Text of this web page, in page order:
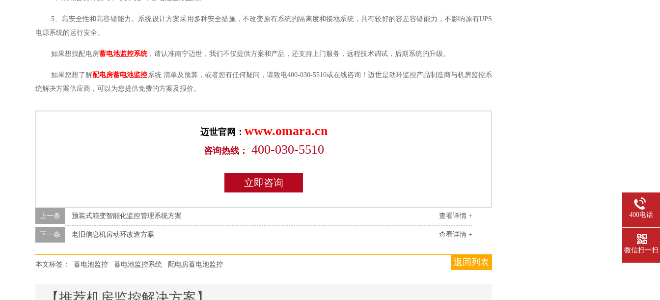
5、高安全性和高容错能力。系统设计方案采用多种安全措施，不改变原有系统的隔离度和接地系统，具有较好的容差容错能力，不影响原有UPS
电源系统的运行安全。
如果想找配电房蓄电池监控系统，请认准南宁迈世，我们不仅提供方案和产品，还支持上门服务，远程技术调试，后期系统的升级。
如果您想了解配电房蓄电池监控系统 清单及预算，或者您有任何疑问，请致电400-030-5510或在线咨询！迈世是动环监控产品制造商与机房监控系
统解决方案供应商，可以为您提供免费的方案及报价。
迈世官网： www.omara.cn
咨询热线： 400-030-5510
立即咨询
查看详情 +
上一条 预装式箱变智能化监控管理系统方案
查看详情 +
下一条 老旧信息机房动环改造方案
返回列表
本文标签： 蓄电池监控 蓄电池监控系统 配电房蓄电池监控
400电话
微信扫一扫